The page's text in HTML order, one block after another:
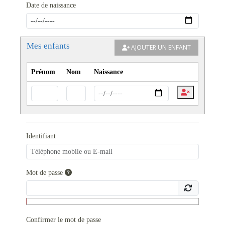
Date de naissance
Mes enfants AJOUTER UN ENFANT
Prénom Nom Naissance
Identifiant
Mot de passe
Confirmer le mot de passe